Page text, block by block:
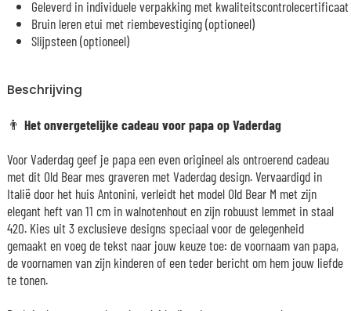
Geleverd in individuele verpakking met kwaliteitscontrolecertificaat
Bruin leren etui met riembevestiging (optioneel)
Slijpsteen (optioneel)
Beschrijving
👨 Het onvergetelijke cadeau voor papa op Vaderdag
Voor Vaderdag geef je papa een even origineel als ontroerend cadeau
met dit Old Bear mes graveren met Vaderdag design. Vervaardigd in
Italië door het huis Antonini, verleidt het model Old Bear M met zijn
elegant heft van 11 cm in walnotenhout en zijn robuust lemmet in staal
420. Kies uit 3 exclusieve designs speciaal voor de gelegenheid
gemaakt en voeg de tekst naar jouw keuze toe: de voornaam van papa,
de voornamen van zijn kinderen of een teder bericht om hem jouw liefde
te tonen.